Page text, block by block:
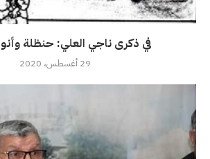
في ذكرى ناجي العلي: حنظلة
29 أغسطس، 2020